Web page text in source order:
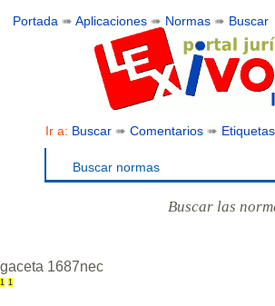
Portada ➠Aplicaciones ➠ Normas ➠ Buscar
Ir a: Buscar➠ Comentarios➠ Etiquetas
Buscar normas
Buscar las
gaceta 1687nec
1 1